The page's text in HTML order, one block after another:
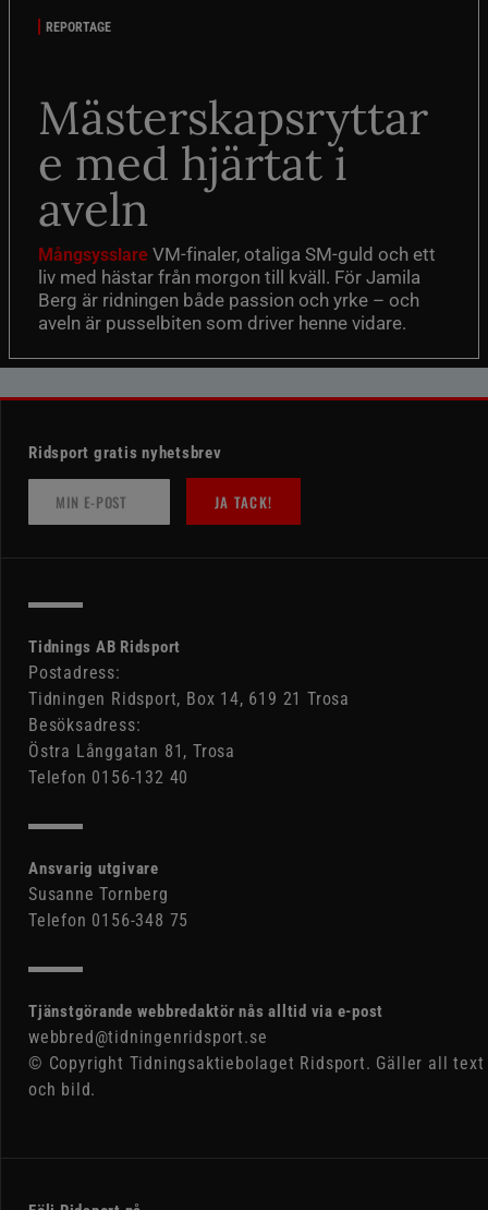
REPORTAGE
Mästerskapsryttar
e med hjärtat i
aveln
Mångsysslare VM-finaler, otaliga SM-guld och ett
liv med hästar från morgon till kväll. För Jamila
Berg är ridningen både passion och yrke – och
aveln är pusselbiten som driver henne vidare.
Ridsport gratis nyhetsbrev
JA TACK!
Tidnings AB Ridsport
Postadress:
Tidningen Ridsport, Box 14, 619 21 Trosa
Besöksadress:
Östra Långgatan 81, Trosa
Telefon 0156-132 40
Ansvarig utgivare
Susanne Tornberg
Telefon 0156-348 75
Tjänstgörande webbredaktör nås alltid via e-post
webbred@tidningenridsport.se
© Copyright Tidningsaktiebolaget Ridsport. Gäller all text
och bild.